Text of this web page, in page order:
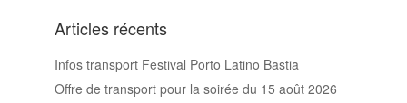
Articles récents
Infos transport Festival Porto Latino Bastia
Offre de transport pour la soirée du 15 août 2026